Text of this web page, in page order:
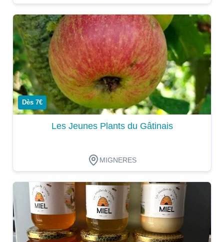
Dégustation
Dès 7€
Les Jeunes Plants du Gâtinais
MIGNERES
Dégustation